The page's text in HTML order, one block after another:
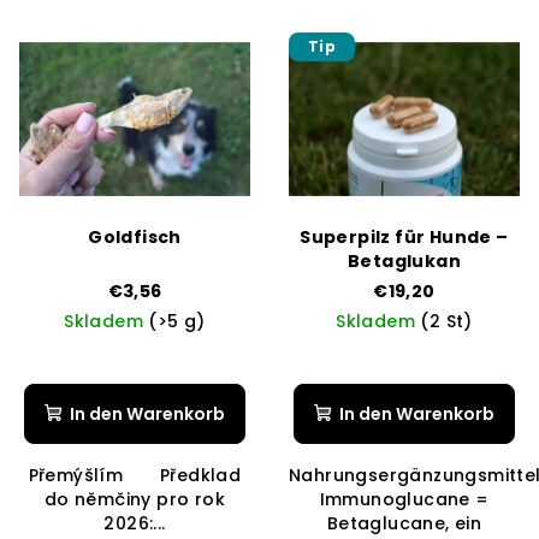
Goldfisch
€3,56
Skladem (>5 g)
In den Warenkorb
Přemýšlím Předklad
do němčiny pro rok
2026:...
Tip
Superpilz für Hunde –
Betaglukan
€19,20
Skladem (2 St)
In den Warenkorb
Immunoglucane =
Betaglucane, ein